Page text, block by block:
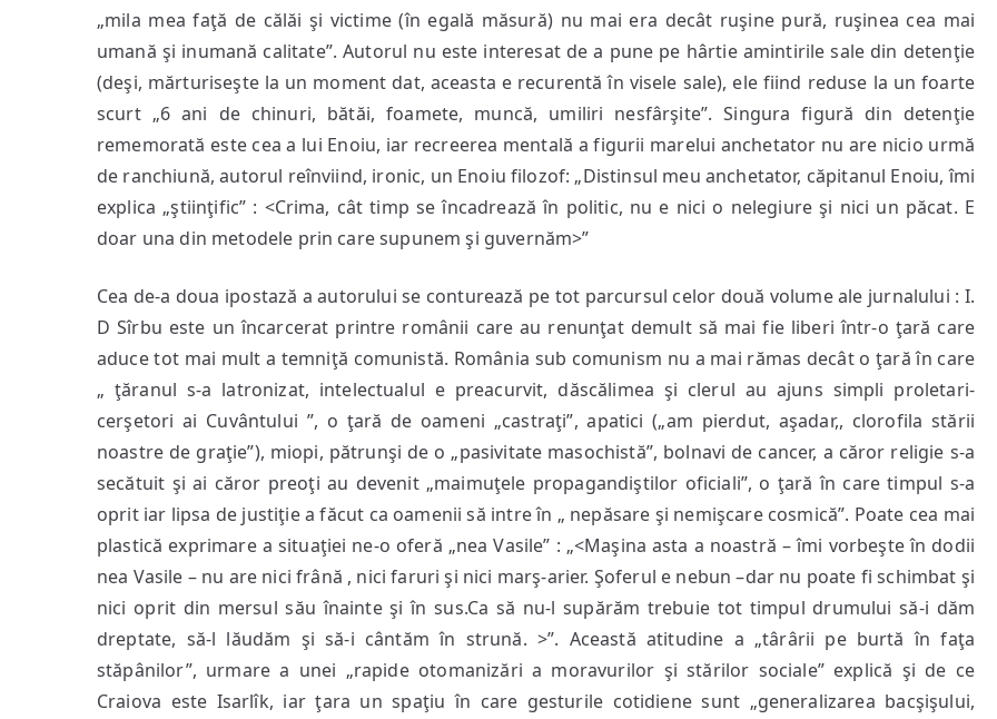
„mila mea faţă de călăi şi victime (în egală măsură) nu mai era decât ruşine pură, ruşinea cea mai
umană şi inumană calitate”. Autorul nu este interesat de a pune pe hârtie amintirile sale din detenţie
(deşi, mărturiseşte la un moment dat, aceasta e recurentă în visele sale), ele fiind reduse la un foarte
scurt „6 ani de chinuri, bătăi, foamete, muncă, umiliri nesfârşite”. Singura figură din detenţie
rememorată este cea a lui Enoiu, iar recreerea mentală a figurii marelui anchetator nu are nicio urmă
de ranchiună, autorul reînviind, ironic, un Enoiu filozof: „Distinsul meu anchetator, căpitanul Enoiu, îmi
explica „ştiinţific” : <Crima, cât timp se încadrează în politic, nu e nici o nelegiure şi nici un păcat. E
doar una din metodele prin care supunem şi guvernăm>”
Cea de-a doua ipostază a autorului se conturează pe tot parcursul celor două volume ale jurnalului : I.
D Sîrbu este un încarcerat printre românii care au renunţat demult să mai fie liberi într-o ţară care
aduce tot mai mult a temniţă comunistă. România sub comunism nu a mai rămas decât o ţară în care
„ ţăranul s-a latronizat, intelectualul e preacurvit, dăscălimea şi clerul au ajuns simpli proletari-
cerşetori ai Cuvântului ”, o ţară de oameni „castraţi”, apatici („am pierdut, aşadar,, clorofila stării
noastre de graţie”), miopi, pătrunşi de o „pasivitate masochistă”, bolnavi de cancer, a căror religie s-a
secătuit şi ai căror preoţi au devenit „maimuţele propagandiştilor oficiali”, o ţară în care timpul s-a
oprit iar lipsa de justiţie a făcut ca oamenii să intre în „ nepăsare şi nemişcare cosmică”. Poate cea mai
plastică exprimare a situaţiei ne-o oferă „nea Vasile” : „<Maşina asta a noastră – îmi vorbeşte în dodii
nea Vasile – nu are nici frână , nici faruri şi nici marş-arier. Şoferul e nebun –dar nu poate fi schimbat şi
nici oprit din mersul său înainte şi în sus.Ca să nu-l supărăm trebuie tot timpul drumului să-i dăm
dreptate, să-l lăudăm şi să-i cântăm în strună. >”. Această atitudine a „târârii pe burtă în faţa
stăpânilor”, urmare a unei „rapide otomanizări a moravurilor şi stărilor sociale” explică şi de ce
Craiova este Isarlîk, iar ţara un spaţiu în care gesturile cotidiene sunt „generalizarea bacşişului,